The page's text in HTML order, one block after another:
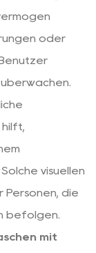
oder
hilft,
visuellen
Personen, die
befolgen.
mit